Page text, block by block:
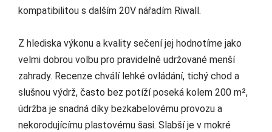
kompatibilitou s dalším 20V nářadím Riwall.
Z hlediska výkonu a kvality sečení jej hodnotíme jako
velmi dobrou volbu pro pravidelně udržované menší
zahrady. Recenze chválí lehké ovládání, tichý chod a
slušnou výdrž, často bez potíží poseká kolem 200 m²,
údržba je snadná díky bezkabelovému provozu a
nekorodujícímu plastovému šasi. Slabší je v mokré